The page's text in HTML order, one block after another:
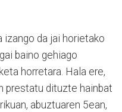
izango da jai horietako
baino gehiago
horretara. Hala ere,
prestatu dituzte hainbat
abuztuaren 5ean,